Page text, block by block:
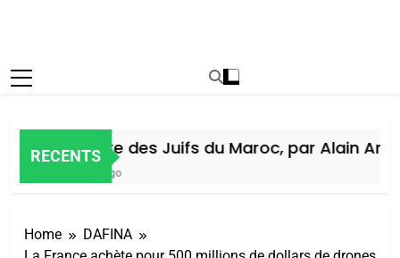
RECENTS
Histoire des Juifs du Maroc, par Alain Amiel
Home
DAFINA